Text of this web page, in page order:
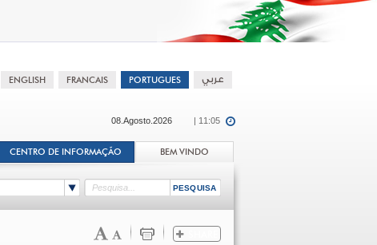
08.Agosto.2026 | 11:05
CENTRO DE INFORMAÇÃO BEM VINDO